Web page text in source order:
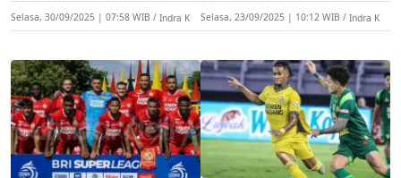
Selasa, 30/09/2025 | 07:58 WIB Indra K Selasa, 23/09/2025 | 10:12 WIB Indra K